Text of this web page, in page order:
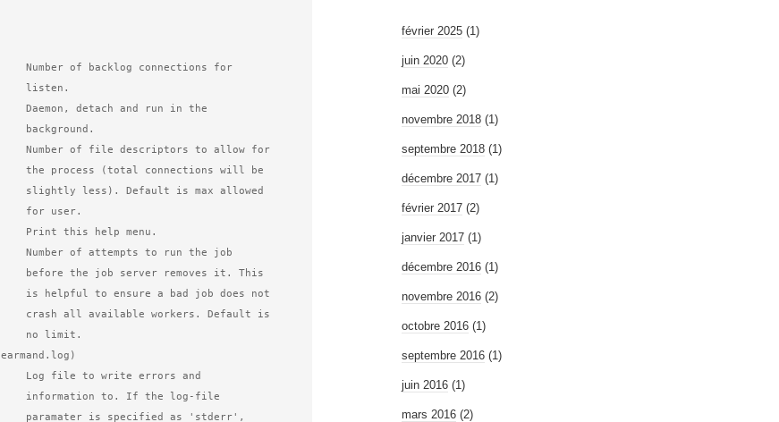
février 2025 (1)
juin 2020 (2)
mai 2020 (2)
novembre 2018 (1)
septembre 2018 (1)
décembre 2017 (1)
février 2017 (2)
janvier 2017 (1)
décembre 2016 (1)
novembre 2016 (2)
octobre 2016 (1)
septembre 2016 (1)
juin 2016 (1)
mars 2016 (2)